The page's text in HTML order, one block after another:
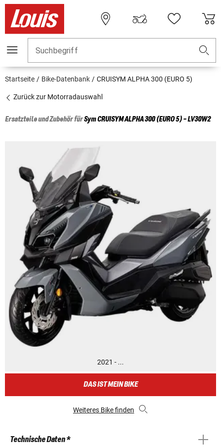
Suchbegriff
Startseite Bike-Datenbank CRUISYM ALPHA 300 (EURO 5)
Zurück zur Motorradauswahl
Ersatzteile und Zubehör fürSymCRUISYM ALPHA 300 (EURO 5) - LV30W2
2021 - ...
DAS IST MEIN BIKE
Weiteres Bike finden
Technische Daten *